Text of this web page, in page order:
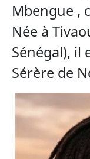
Mbengue ,
Née à
Sénégal), il
Sérère de